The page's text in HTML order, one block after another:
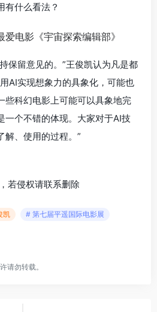
有什么看法？
保留意见的。”王俊凯认为凡是都
AI实现想象力的具象化，可能也
些科幻电影上可能可以具象地完
一个不错的体现。大家对于AI技
解、使用的过程。”
若侵权请联系删除
凯
# 第七届平遥国际电影展
请勿转载。